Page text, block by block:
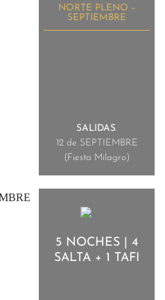
NORTE PLENO –
SEPTIEMBRE
SALIDAS.
12 de SEPTIEMBRE
(Fiesta Milagro)
5 NOCHES | 4
SALTA + 1 TAFI